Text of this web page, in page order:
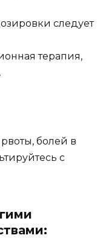
следует
терапия,
болей в
с